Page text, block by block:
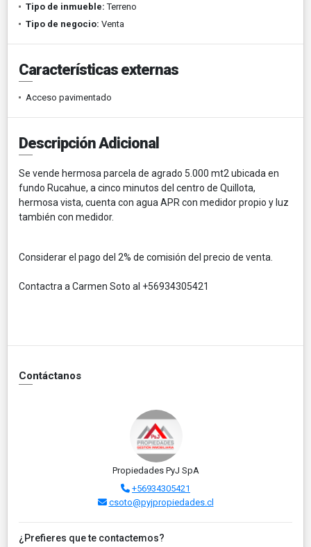
Tipo de inmueble: Terreno
Tipo de negocio: Venta
Características externas
Acceso pavimentado
Descripción Adicional
Se vende hermosa parcela de agrado 5.000 mt2 ubicada en
fundo Rucahue, a cinco minutos del centro de Quillota,
hermosa vista, cuenta con agua APR con medidor propio y luz
también con medidor.
Considerar el pago del 2% de comisión del precio de venta.
Contactra a Carmen Soto al +56934305421
Contáctanos
Propiedades PyJ SpA
+56934305421
csoto@pyjpropiedades.cl
¿Prefieres que te contactemos?